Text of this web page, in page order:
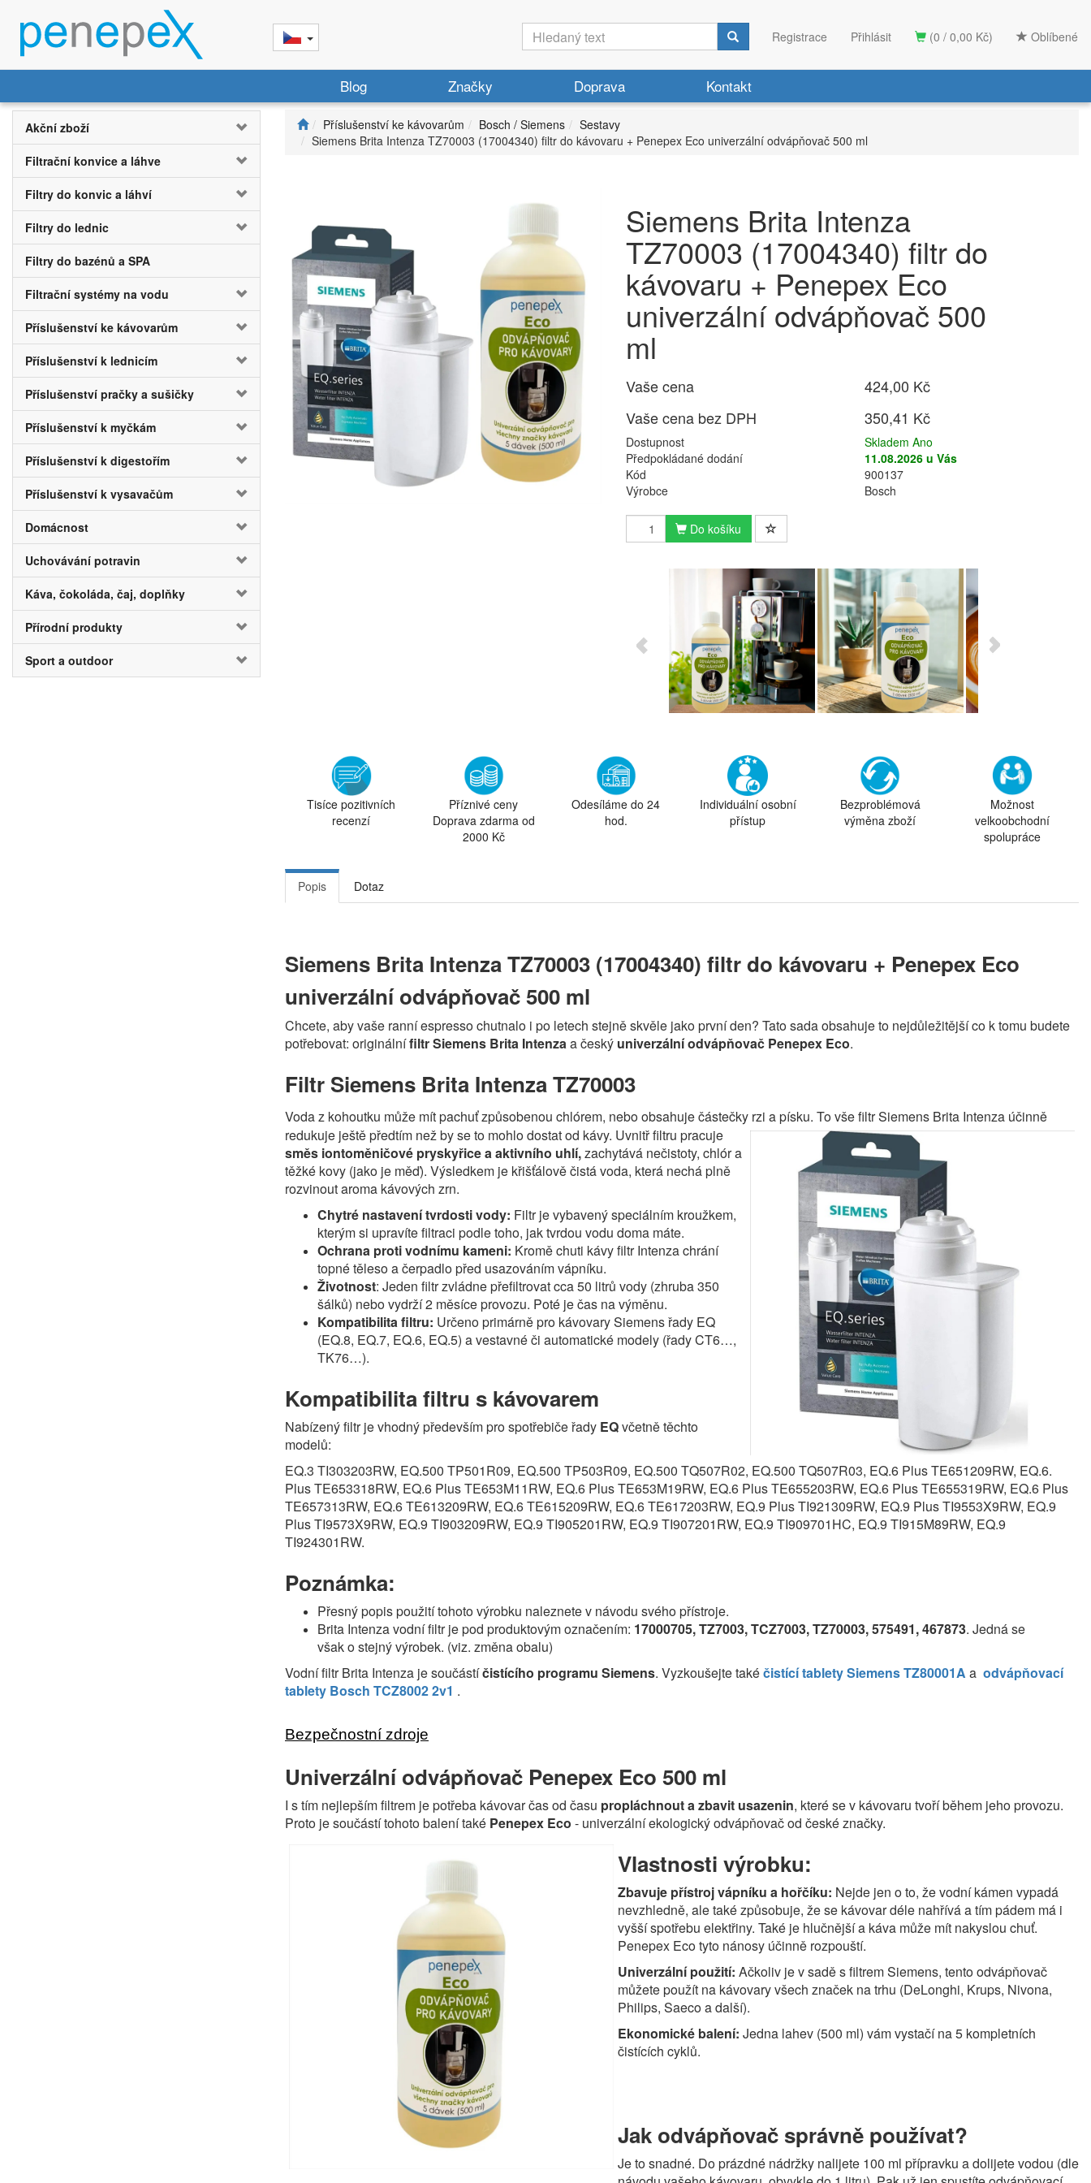
(0 / 0,00 Kč) Oblíbené
Registrace Přihlásit
Blog Značky Doprava Kontakt
Akční zboží
Filtrační konvice a láhve
Filtry do konvic a láhví
Filtry do lednic
Filtry do bazénů a SPA
Filtrační systémy na vodu
Příslušenství ke kávovarům
Příslušenství k lednicím
Příslušenství pračky a sušičky
Příslušenství k myčkám
Příslušenství k digestořím
Příslušenství k vysavačům
Domácnost
Uchovávání potravin
Káva, čokoláda, čaj, doplňky
Přírodní produkty
Sport a outdoor
Příslušenství ke kávovarům Bosch / Siemens
Sestavy
Siemens Brita Intenza TZ70003 (17004340) filtr do kávovaru + Penepex Eco univerzální odvápňovač 500 ml
Siemens Brita Intenza
TZ70003 (17004340) filtr do
kávovaru + Penepex Eco
univerzální odvápňovač 500
ml
Vaše cena
424,00 Kč
Vaše cena bez DPH
350,41 Kč
Dostupnost
Skladem Ano
Předpokládané dodání
11.08.2026 u Vás
Kód
900137
Výrobce
Bosch
Do košíku
Tisíce pozitivních
recenzí
Příznivé ceny
Doprava zdarma od
2000 Kč
Odesíláme do 24
hod.
Individuální osobní
přístup
Bezproblémová
výměna zboží
Možnost
velkoobchodní
spolupráce
Popis Dotaz
Siemens Brita Intenza TZ70003 (17004340) filtr do kávovaru + Penepex Eco
univerzální odvápňovač 500 ml
Chcete, aby vaše ranní espresso chutnalo i po letech stejně skvěle jako první den? Tato sada obsahuje to nejdůležitější co k tomu budete
potřebovat: originálnífiltr Siemens Brita Intenzaa český univerzální odvápňovač Penepex Eco.
Filtr Siemens Brita Intenza TZ70003
Voda z kohoutku může mít pachuť způsobenou chlórem, nebo obsahuje částečky rzi apísku. To vše filtr Siemens Brita Intenza účinně
redukuje ještě předtím než by se to mohlo dostat od kávy. Uvnitř filtru pracuje
směs iontoměničové pryskyřice a aktivního uhlí,zachytává nečistoty, chlór a
těžké kovy (jako je měď). Výsledkem je křišťálově čistá voda, která nechá plně
rozvinout aroma kávových zrn.
Chytré nastavení tvrdosti vody: Filtr je vybavený speciálním kroužkem,
kterým si upravíte filtraci podle toho, jak tvrdou vodu doma máte.
Ochrana proti vodnímu kameni: Kromě chuti kávy filtr Intenza chrání
topné těleso a čerpadlo před usazováním vápníku.
Životnost: Jeden filtr zvládne přefiltrovat cca 50 litrů vody (zhruba 350
šálků) nebo vydrží 2 měsíce provozu. Poté je čas na výměnu.
Kompatibilita filtru: Určeno primárně pro kávovary Siemens řady EQ
(EQ.8, EQ.7, EQ.6, EQ.5) a vestavné či automatické modely (řady CT6…,
TK76…).
Kompatibilita filtru s kávovarem
Nabízený filtr je vhodný především pro spotřebiče řady EQvčetně těchto
modelů:
EQ.3 TI303203RW, EQ.500 TP501R09, EQ.500 TP503R09, EQ.500 TQ507R02, EQ.500 TQ507R03, EQ.6 Plus TE651209RW, EQ.6.
Plus TE653318RW, EQ.6 Plus TE653M11RW, EQ.6 Plus TE653M19RW, EQ.6 Plus TE655203RW, EQ.6 Plus TE655319RW, EQ.6 Plus
TE657313RW, EQ.6 TE613209RW, EQ.6 TE615209RW, EQ.6 TE617203RW, EQ.9 Plus TI921309RW, EQ.9 Plus TI9553X9RW, EQ.9
Plus TI9573X9RW, EQ.9 TI903209RW, EQ.9 TI905201RW, EQ.9 TI907201RW, EQ.9 TI909701HC, EQ.9 TI915M89RW, EQ.9
TI924301RW.
Poznámka:
Přesný popis použití tohoto výrobku naleznete v návodu svého přístroje.
Brita Intenza vodní filtr je pod produktovým označením: 17000705, TZ7003, TCZ7003, TZ70003, 575491, 467873. Jedná se
však o stejný výrobek. (viz. změna obalu)
Vodní filtr Brita Intenza je součástíčistícího programu Siemens. Vyzkoušejte takéčistící tablety Siemens TZ80001A a odvápňovací
tablety Bosch TCZ8002 2v1 .
Bezpečnostní zdroje
Univerzální odvápňovač Penepex Eco 500 ml
I s tím nejlepším filtrem je potřeba kávovar čas od času propláchnout a zbavit usazenin, které se v kávovaru tvoří během jeho provozu.
Proto je součástí tohoto balení také Penepex Eco - univerzální ekologický odvápňovač od české značky.
Vlastnosti výrobku:
Zbavuje přístroj vápníku a hořčíku: Nejde jen o to, že vodní kámen vypadá
nevzhledně, ale také způsobuje, že se kávovar déle nahřívá a tím pádem má i
vyšší spotřebu elektřiny. Také je hlučnější a káva může mít nakyslou chuť.
Penepex Eco tyto nánosy účinně rozpouští.
Univerzální použití: Ačkoliv je v sadě s filtrem Siemens, tento odvápňovač
můžete použít na kávovary všech značek na trhu (DeLonghi, Krups, Nivona,
Philips, Saeco a další).
Ekonomické balení: Jedna lahev (500 ml) vám vystačí na 5 kompletních
čistících cyklů.
Jak odvápňovač správně používat?
Je to snadné. Do prázdné nádržky nalijete 100 ml přípravku a dolijete vodou (dle